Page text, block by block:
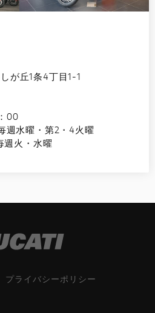
が丘1条4丁目1-1
00
水曜・第2・4火曜
週火・水曜
プライバシーポリシー